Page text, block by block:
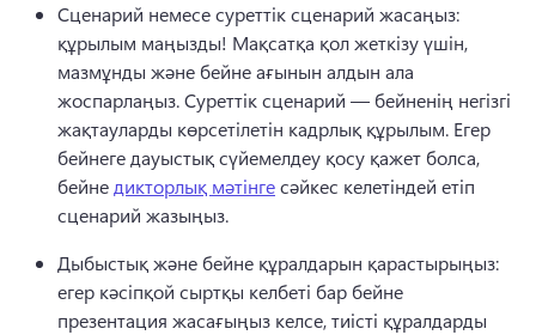
Сценарий немесе суреттік сценарий жасаңыз:
құрылым маңызды! Мақсатқа қол жеткізу үшін,
мазмұнды және бейне ағынын алдын ала
жоспарлаңыз. Суреттік сценарий — бейненің негізгі
жақтауларды көрсетілетін кадрлық құрылым. Егер
бейнеге дауыстық сүйемелдеу қосу қажет болса,
бейне дикторлық мәтінге сәйкес келетіндей етіп
сценарий жазыңыз.
Дыбыстық және бейне құралдарын қарастырыңыз:
егер кәсіпқой сыртқы келбеті бар бейне
презентация жасағыңыз келсе, тиісті құралдарды